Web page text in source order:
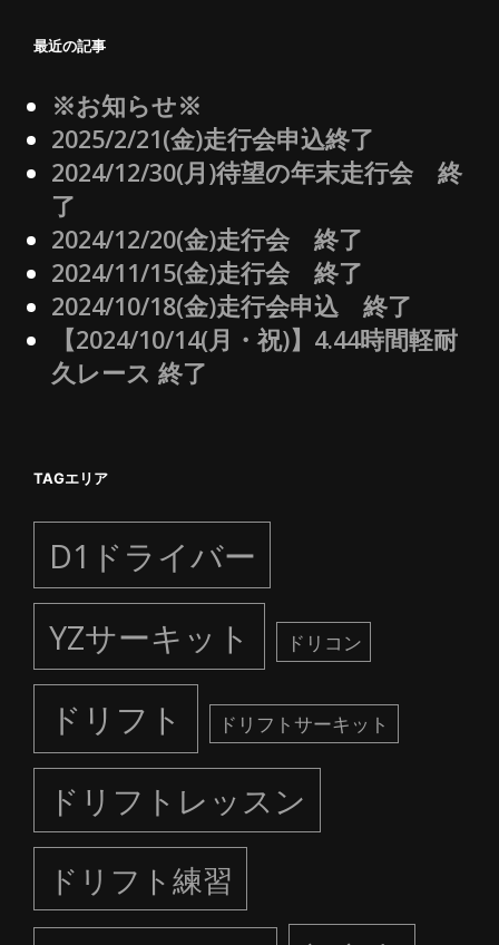
最近の記事
※お知らせ※
2025/2/21(金)走行会申込終了
2024/12/30(月)待望の年末走行会 終
了
2024/12/20(金)走行会 終了
2024/11/15(金)走行会 終了
2024/10/18(金)走行会申込 終了
【2024/10/14(月・祝)】4.44時間軽耐
久レース 終了
TAGエリア
D1ドライバー
YZサーキット
ドリコン
ドリフト ドリフトサーキット
ドリフトレッスン
ドリフト練習